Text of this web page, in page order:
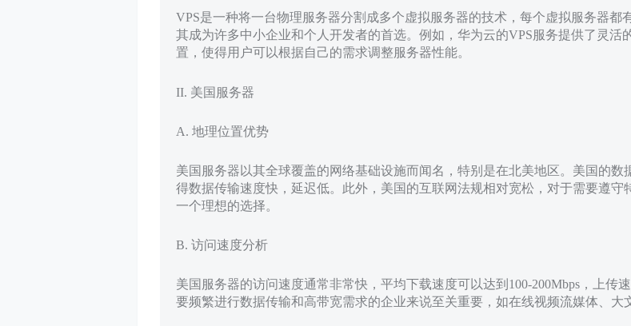
VPS是一种将一台物理服务器分割成多个虚拟服务器的技术，每个虚拟服务器都
其成为许多中小企业和个人开发者的首选。例如，华为云的VPS服务提供了灵活
置，使得用户可以根据自己的需求调整服务器性能。
II. 美国服务器
A. 地理位置优势
美国服务器以其全球覆盖的网络基础设施而闻名，特别是在北美地区。美国的
得数据传输速度快，延迟低。此外，美国的互联网法规相对宽松，对于需要遵
一个理想的选择。
B. 访问速度分析
美国服务器的访问速度通常非常快，平均下载速度可以达到100-200Mbps，上传
要频繁进行数据传输和高带宽需求的企业来说至关重要，如在线视频流媒体、大